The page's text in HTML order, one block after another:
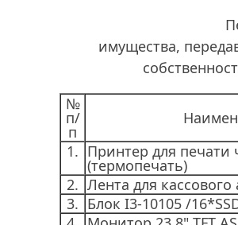
имущества,
№
п/
п
1. Принтер для печати
(термопечать)
2. Лента для
3. Блок I3-10105 /